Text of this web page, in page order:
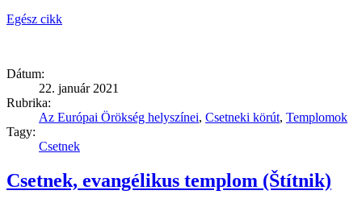
Egész cikk
Dátum:
22. január 2021
Rubrika:
Az Európai Örökség helyszínei, Csetneki körút, Templomok
Tagy:
Csetnek
Csetnek, evangélikus templom (Štítnik)